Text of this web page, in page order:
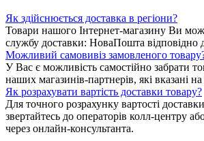
Як здійснюється доставка в регіони?
Товари нашого Інтернет-магазину Ви
службу доставки: НоваПошта відповідно
Можливий самовивіз замовленого
У Вас є можливість самостійно забрати
наших магазинів-партнерів, які вказані на
Як розрахувати вартість доставки товару?
Для точного розрахунку вартості
звертайтесь до операторів колл-центру
через онлайн-консультанта.